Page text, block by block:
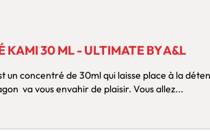
KAMI 30 ML - ULTIMATE BY A&L
concentré de 30ml qui laisse place à la détente.
dragon va vous envahir de plaisir. Vous allez...